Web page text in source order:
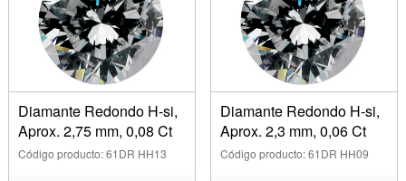
Diamante Redondo H-si,
Aprox. 2,75 mm, 0,08 Ct
Código producto: 61DR HH13
Diamante Redondo H-si,
Aprox. 2,3 mm, 0,06 Ct
Código producto: 61DR HH09